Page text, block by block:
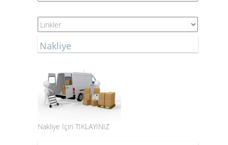
Nakliye
Nakliye İçin TIKLAYINIZ